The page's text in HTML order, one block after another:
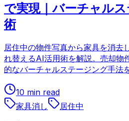
で実現｜バーチャル
術
居住中の物件写真から家具を消去
れ替えるAI活用術を解説。売却物
的なバーチャルステージング手法
10 min read
家具消し
居住中